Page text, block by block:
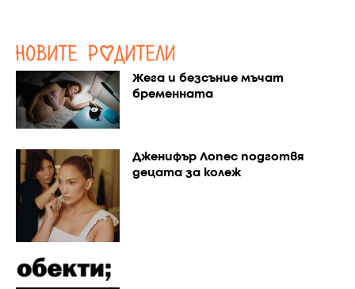
Жега и безсъние мъчат
бременната
Дженифър Лопес подготвя
децата за колеж